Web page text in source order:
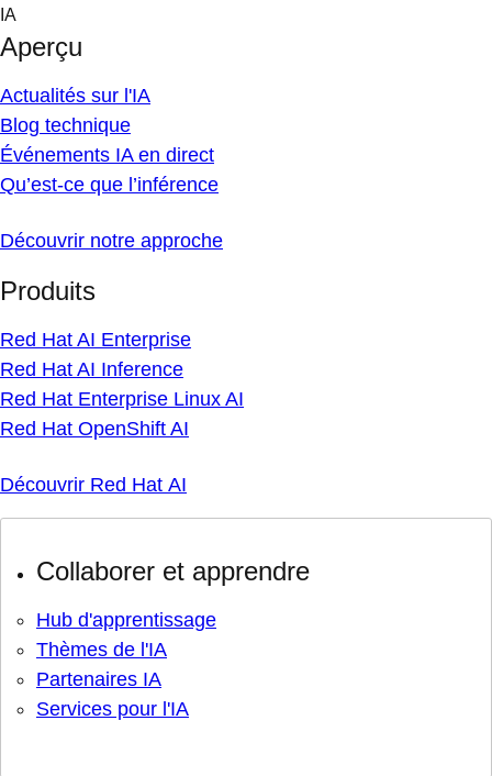
Skip
content
IA
Aperçu
Actualités sur l'IA
Blog technique
Événements IA en direct
Qu’est-ce que l’inférence
Découvrir notre approche
Produits
Red Hat AI Enterprise
Red Hat AI Inference
Red Hat Enterprise Linux AI
Red Hat OpenShift AI
Découvrir Red Hat AI
Collaborer et apprendre
Hub d'apprentissage
Thèmes de l'IA
Partenaires IA
Services pour l'IA